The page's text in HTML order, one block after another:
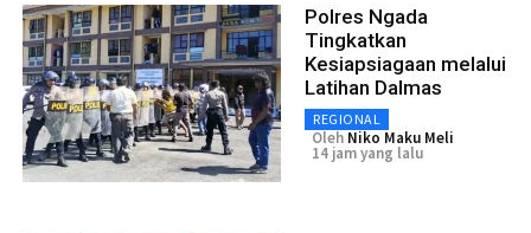
Polres Ngada
Tingkatkan
Kesiapsiagaan melalui
Latihan Dalmas
REGIONAL
Oleh Niko Maku Meli
14 jam yang lalu